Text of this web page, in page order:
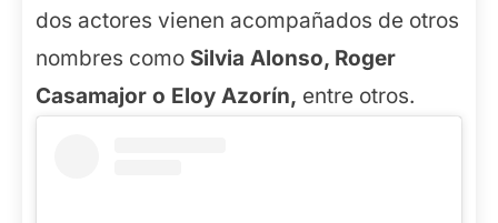
dos actores vienen acompañados de otros
nombres como Silvia Alonso, Roger
Casamajor o Eloy Azorín, entre otros.